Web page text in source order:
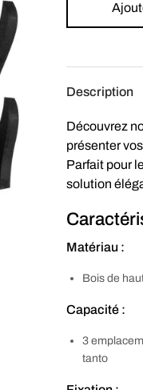
Description
Découvrez
présenter
Parfait pour
solution
Matériau :
Bois de
Capacité :
3
tanto